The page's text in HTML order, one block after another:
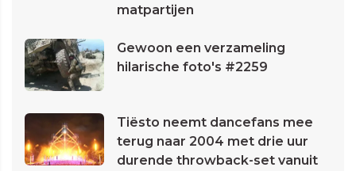
matpartijen
Gewoon een verzameling
hilarische foto's #2259
Tiësto neemt dancefans mee
terug naar 2004 met drie uur
durende throwback-set vanuit